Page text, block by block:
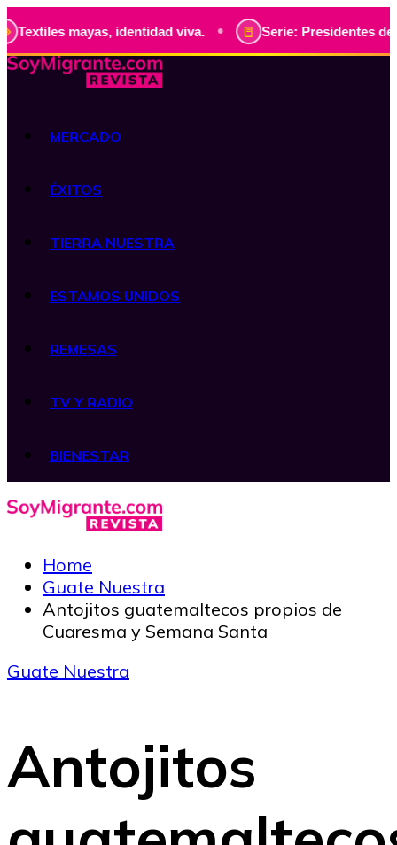
identidad viva. • Serie: Presidentes de Guatemala,
MERCADO
ÉXITOS
TIERRA NUESTRA
ESTAMOS UNIDOS
REMESAS
TV Y RADIO
BIENESTAR
Home
Guate Nuestra
Antojitos guatemaltecos propios de
Cuaresma y Semana Santa
Guate Nuestra
Antojitos